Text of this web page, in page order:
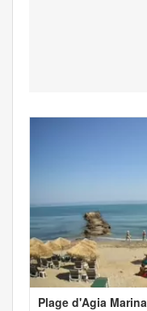
Plage d'Agia Marina